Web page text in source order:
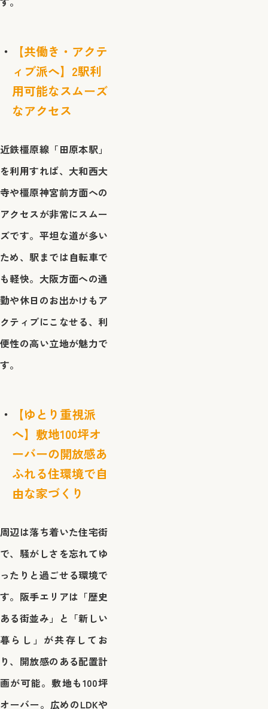
【共働き・アクテ
ィブ派へ】2駅利
用可能なスムーズ
なアクセス
近鉄橿原線「田原本駅」
を利用すれば、大和西大
寺や橿原神宮前方面への
アクセスが非常にスムー
ズです。平坦な道が多い
ため、駅までは自転車で
も軽快。大阪方面への通
勤や休日のお出かけもア
クティブにこなせる、利
便性の高い立地が魅力で
す。
【ゆとり重視派
へ】敷地100坪オ
ーバーの開放感あ
ふれる住環境で自
由な家づくり
周辺は落ち着いた住宅街
で、騒がしさを忘れてゆ
ったりと過ごせる環境で
す。阪手エリアは「歴史
ある街並み」と「新しい
暮らし」が共存してお
り、開放感のある配置計
画が可能。敷地も100坪
オーバー。広めのLDKや